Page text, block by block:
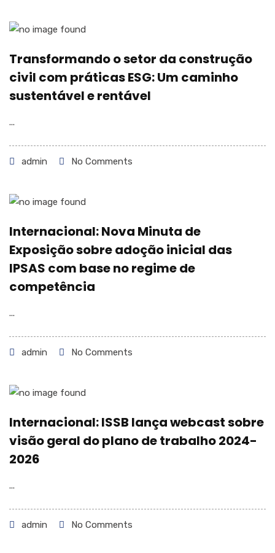
Transformando o setor da construção
civil com práticas ESG: Um caminho
sustentável e rentável
...
admin No Comments
Internacional: Nova Minuta de
Exposição sobre adoção inicial das
IPSAS com base no regime de
competência
...
admin No Comments
Internacional: ISSB lança webcast sobre
visão geral do plano de trabalho 2024-
2026
...
admin No Comments